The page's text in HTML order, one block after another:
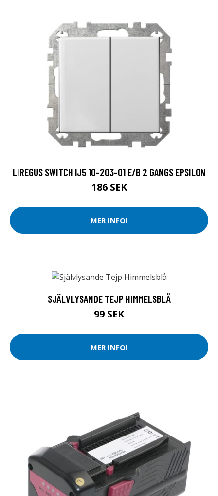
LIREGUS SWITCH IJ5 10-203-01 E/B 2 GANGS EPSILON
186 SEK
MER INFO!
SJÄLVLYSANDE TEJP HIMMELSBLÅ
99 SEK
MER INFO!